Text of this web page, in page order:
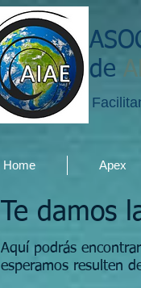
de
Home Apex
Te damos
Aquí podrás
esperamos resulten